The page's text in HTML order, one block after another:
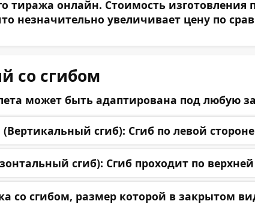
тиража онлайн. Стоимость
незначительно увеличивает цену по
со сгибом
может быть адаптирована под любую
сгиб): Сгиб по левой
сгиб): Сгиб проходит по
со сгибом, размер которой в закрытом
Сообщение:
Загрузить
Нажмите на эту область для
или перенесите файл(ы)